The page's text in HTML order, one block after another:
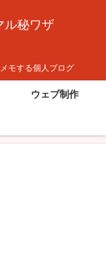
ル秘ワザ
モする個人ブログ
ウェブ制作